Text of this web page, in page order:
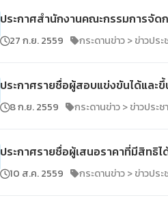
ประกาศสำนักงานคณะกรรมการจั
27 ก.ย. 2559 กระดานข่าว > ข่าวป
ประกาศรายชื่อผู้สอบแข่งขันได้แล
8 ก.ย. 2559 กระดานข่าว > ข่าวปร
ประกาศรายชื่อผู้เสนอราคาที่มีสิทธิ
10 ส.ค. 2559 กระดานข่าว > ข่าวป